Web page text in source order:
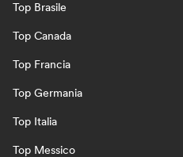
Top Brasile
Top Canada
Top Francia
Top Germania
Top Italia
Top Messico